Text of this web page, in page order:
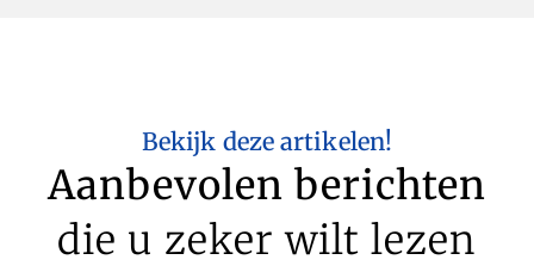
Bekijk deze artikelen!
Aanbevolen berichten
die u zeker wilt lezen